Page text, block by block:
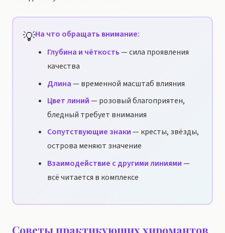
💡На что обращать внимание:
Глубина и чёткость— сила проявления
качества
Длина— временной масштаб влияния
Цвет линий— розовый благоприятен,
бледный требует внимания
Сопутствующие знаки— кресты, звёзды,
острова меняют значение
Взаимодействие с другими линиями—
всё читается в комплексе
Советы практикующих хиромантов